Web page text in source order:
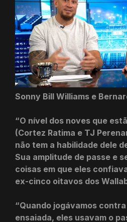
Sonny Bill Williams e
“O nível dos noves que
(Cortez Ratima e TJ
não tem a habilidade dele
Sua amplitude de passe e
coisas em que eles
ex-cinco oitavos dos
“Quando jogávamos
ensaiada, eles usavam o